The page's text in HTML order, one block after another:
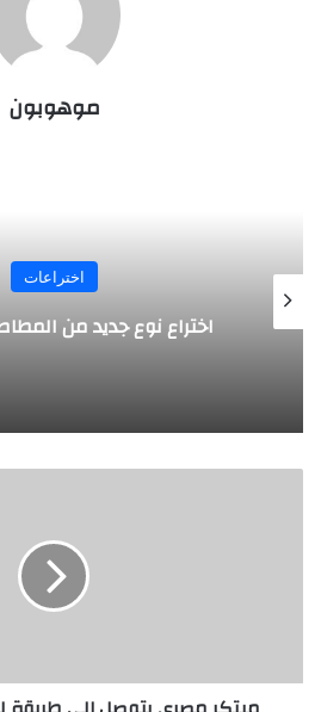
موهوبون
نوع جديد من المطاط يلتئم تلقائيا
ي